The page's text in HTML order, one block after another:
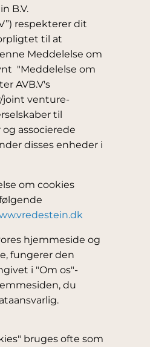
B.V.
respekterer dit
til at
Meddelelse om
"Meddelelse om
AVB.V's
joint venture-
til
associerede
disses enheder i
om cookies
hjemmeside og
fungerer den
i "Om os"-
du
bruges ofte som